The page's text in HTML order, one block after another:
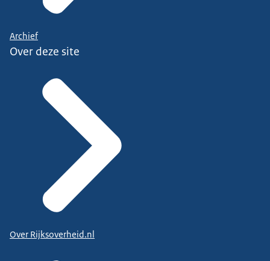
Archief
Over deze site
Over Rijksoverheid.nl